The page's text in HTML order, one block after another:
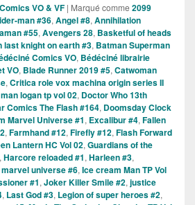
VO & VF | Marqué comme 2099
man #36, Angel #8, Annihilation
#55, Avengers 28, Basketful of heads
last knight on earth #3, Batman Superman
Comics VO, Bédéciné librairie
VO, Blade Runner 2019 #5, Catwoman
, Critica role vox machina origin series II
logan tp vol 02, Doctor Who 13th
Comics The Flash #164, Doomsday Clock
Marvel Universe #1, Excalibur #4, Fallen
, Farmhand #12, Firefly #12, Flash Forward
Lantern HC Vol 02, Guardians of the
, Harcore reloaded #1, Harleen #3,
universe #6, Ice cream Man TP Vol
#1, Joker Killer Smile #2, justice
, Last God #3, Legion of super heroes #2,